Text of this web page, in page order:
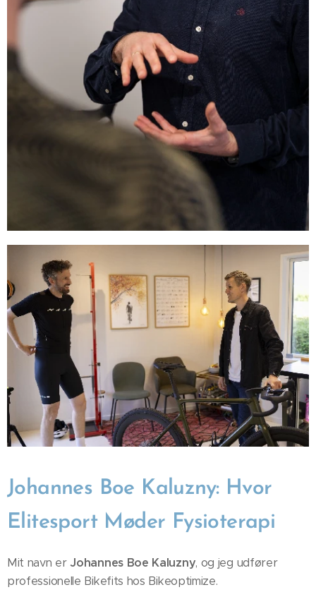
Johannes Boe Kaluzny: Hvor
Elitesport Møder Fysioterapi
Mit navn er Johannes Boe Kaluzny, og jeg udfører
professionelle Bikefits hos Bikeoptimize.